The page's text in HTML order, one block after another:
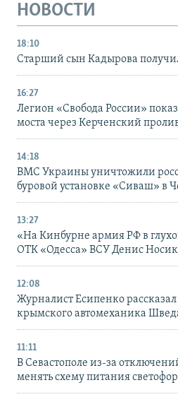
НОВОСТИ
18:10
Старший сын Кадырова
16:27
Легион «Свобода России»
моста через Керченский
14:18
ВМС Украины уничтожили
буровой установке «Сиваш» в
13:27
«На Кинбурне армия РФ в
ОТК «Одесса» ВСУ Денис
12:08
Журналист Есипенко
крымского автомеханика
11:11
В Севастополе из-за
менять схему питания